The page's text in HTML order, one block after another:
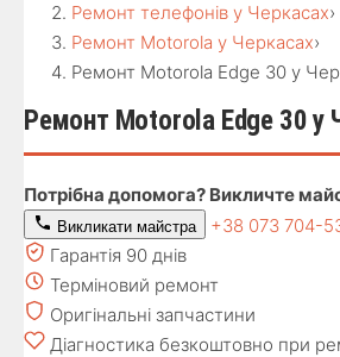
Ремонт телефонів у Черкасах›
Ремонт Motorola у Черкасах›
Ремонт Motorola Edge 30 у
Ремонт Motorola Edge 30 у
Потрібна допомога? Викличте
Викликати майстра
+38 073 704-
Гарантія 90 днів
Терміновий ремонт
Оригінальні запчастини
Діагностика безкоштовно при